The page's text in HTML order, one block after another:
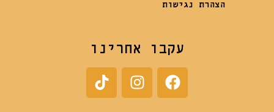
הצהרת נגישות
עקבו אחרינו